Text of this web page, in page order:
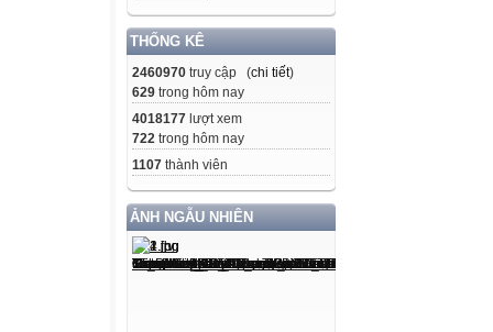
THỐNG KÊ
2460970 truy cập (chi tiết)
629 trong hôm nay
4018177 lượt xem
722 trong hôm nay
1107 thành viên
ẢNH NGẪU NHIÊN